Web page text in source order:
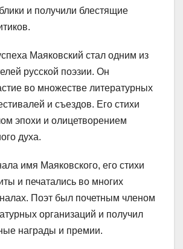
и получили блестящие
Маяковский стал одним из
русской поэзии. Он
во множестве литературных
и съездов. Его стихи
эпохи и олицетворением
духа.
имя Маяковского, его стихи
и печатались во многих
Поэт был почетным членом
организаций и получил
награды и премии.